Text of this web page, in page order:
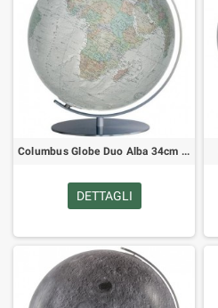
Columbus Globe Duo Alba 34cm (inglese)
DETTAGLI